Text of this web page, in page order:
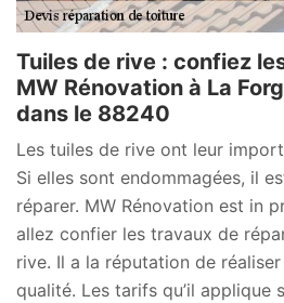
Tuiles de rive : confiez
MW Rénovation à La
dans le 88240
Les tuiles de rive ont leur
Si elles sont endommagées, il
réparer. MW Rénovation est in
allez confier les travaux de
rive. Il a la réputation de
qualité. Les tarifs qu’il applique